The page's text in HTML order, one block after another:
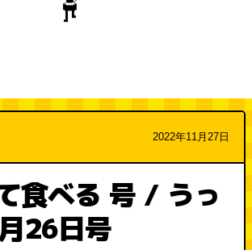
2022年11月27日
食べる 号 / うっ
26日号